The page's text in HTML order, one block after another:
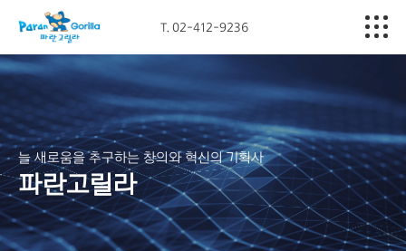
T. 02-412-9236
Business
Portfolio
Media
Contact
늘 새로움을 추구하는 창의와 혁신의 기획사
파란고릴라